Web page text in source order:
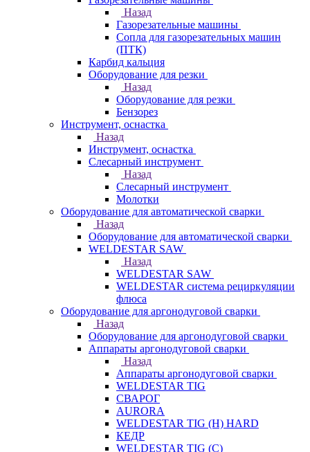
Назад
Газорезательные машины
Сопла для газорезательных машин
(ПТК)
Карбид кальция
Оборудование для резки
Назад
Оборудование для резки
Бензорез
Инструмент, оснастка
Назад
Инструмент, оснастка
Слесарный инструмент
Назад
Слесарный инструмент
Молотки
Оборудование для автоматической сварки
Назад
Оборудование для автоматической сварки
WELDESTAR SAW
Назад
WELDESTAR SAW
WELDESTAR система рециркуляции
флюса
Оборудование для аргонодуговой сварки
Назад
Оборудование для аргонодуговой сварки
Аппараты аргонодуговой сварки
Назад
Аппараты аргонодуговой сварки
WELDESTAR TIG
СВАРОГ
AURORA
WELDESTAR TIG (H) HARD
КЕДР
WELDESTAR TIG (С)